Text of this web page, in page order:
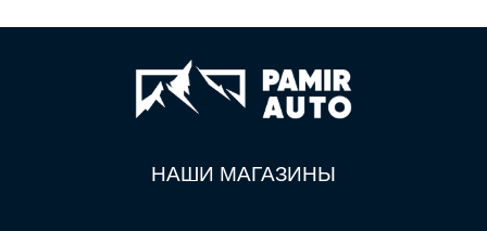
НАШИ МАГАЗИНЫ